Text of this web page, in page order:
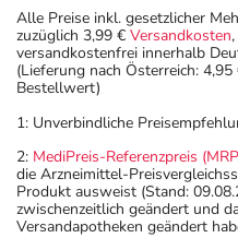
sich auf den letzten Tag
Alle Preise inkl. gesetzlicher
zuzüglich 3,99 € Versandkosten
versandkostenfrei innerhalb
(Lieferung nach Österreich:
Bestellwert)
1: Unverbindliche
2: MediPreis-Referenzpreis
die Arzneimittel-
Produkt ausweist (Stand:
zwischenzeitlich geändert und
Versandapotheken geändert